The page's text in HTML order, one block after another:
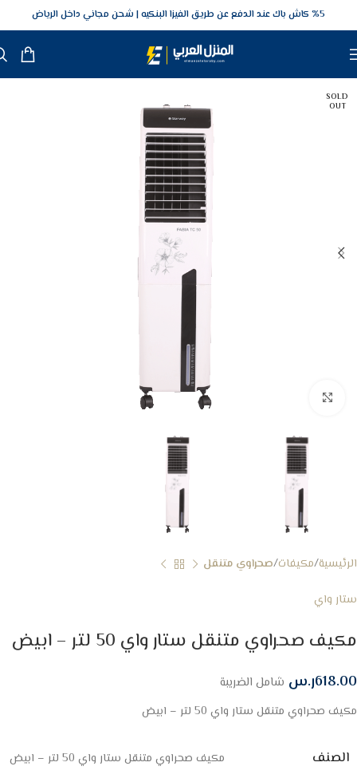
5‎% كاش باك عند الدفع عن طريق الفيزا البنكيه شحن مجاني داخل الرياض
SOLD
OUT
الرئيسية مكيفات صحراوي متنقل
ستار واي
مكيف صحراوي متنقل ستار واي 50 لتر – ابيض
618.00ر.س شامل الضريبة
مكيف صحراوي متنقل ستار واي 50 لتر – ابيض
الصنف مكيف صحراوي متنقل ستار واي 50 لتر – ابيض